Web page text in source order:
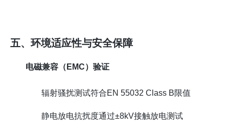
五、环境适应性与安全保障
电磁兼容（EMC）验证
辐射骚扰测试符合EN 55032 Class B限值
静电放电抗扰度通过±8kV接触放电测试